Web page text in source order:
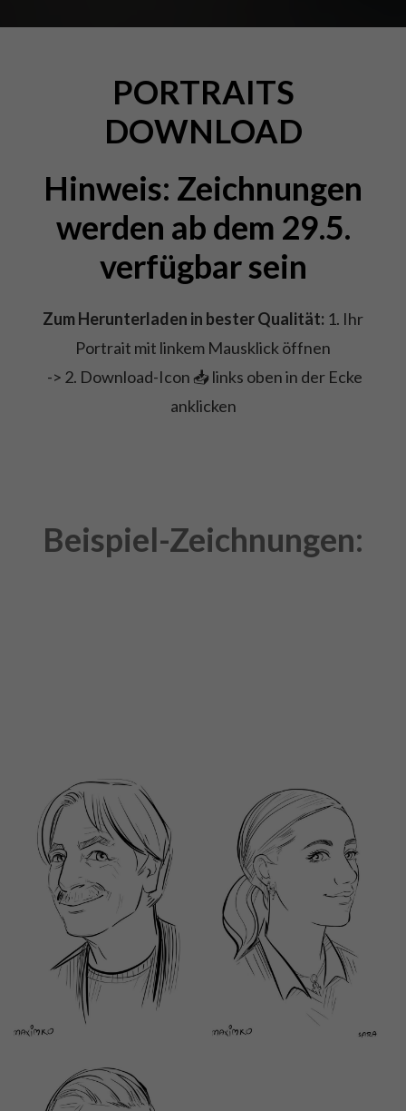
PORTRAITS
DOWNLOAD
Hinweis: Zeichnungen
werden ab dem 29.5.
verfügbar sein
Zum Herunterladen in bester Qualität: 1. Ihr
Portrait mit linkem Mausklick öffnen
-> 2. Download-Icon 📥 links oben in der Ecke
anklicken
Beispiel-Zeichnungen: